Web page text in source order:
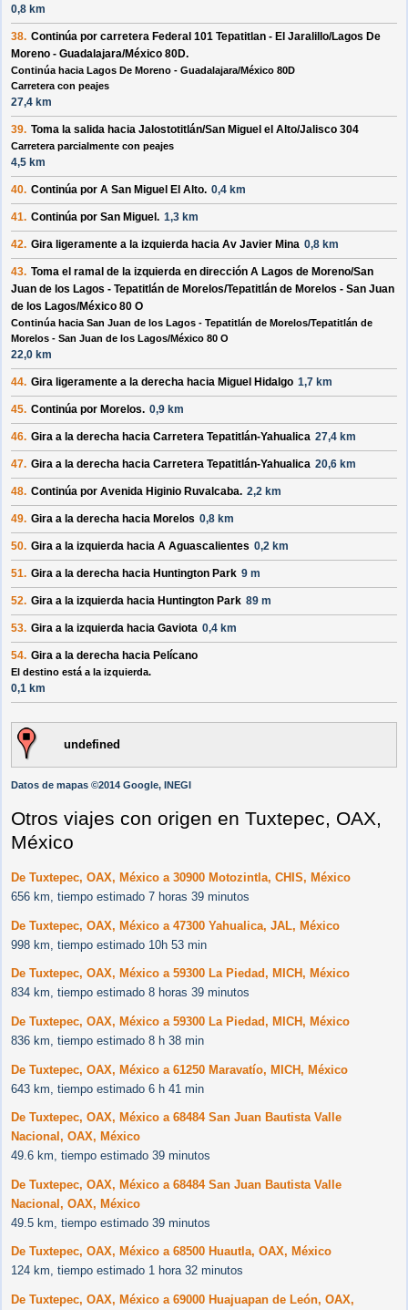
0,8 km
38. Continúa por carretera Federal 101 Tepatitlan - El Jaralillo/Lagos De
Moreno - Guadalajara/México 80D.
Continúa hacia Lagos De Moreno - Guadalajara/México 80D
Carretera con peajes
27,4 km
39. Toma la salida hacia Jalostotitlán/San Miguel el Alto/Jalisco 304
Carretera parcialmente con peajes
4,5 km
40. Continúa por A San Miguel El Alto. 0,4 km
41. Continúa por San Miguel . 1,3 km
42. Gira ligeramente a la izquierda hacia Av Javier Mina 0,8 km
43. Toma el ramal de la izquierda en dirección A Lagos de Moreno/San
Juan de los Lagos - Tepatitlán de Morelos/Tepatitlán de Morelos - San Juan
de los Lagos/México 80 O
Continúa hacia San Juan de los Lagos - Tepatitlán de Morelos/Tepatitlán de
Morelos - San Juan de los Lagos/México 80 O
22,0 km
44. Gira ligeramente a la derecha hacia Miguel Hidalgo 1,7 km
45. Continúa por Morelos. 0,9 km
46. Gira a la derecha hacia Carretera Tepatitlán-Yahualica 27,4 km
47. Gira a la derecha hacia Carretera Tepatitlán-Yahualica 20,6 km
48. Continúa por Avenida Higinio Ruvalcaba. 2,2 km
49. Gira a la derecha hacia Morelos 0,8 km
50. Gira a la izquierda hacia A Aguascalientes 0,2 km
51. Gira a la derecha hacia Huntington Park 9 m
52. Gira a la izquierda hacia Huntington Park 89 m
53. Gira a la izquierda hacia Gaviota 0,4 km
54. Gira a la derecha hacia Pelícano
El destino está a la izquierda.
0,1 km
undefined
Datos de mapas ©2014 Google, INEGI
Otros viajes con origen en Tuxtepec, OAX,
México
De Tuxtepec, OAX, México a 30900 Motozintla, CHIS, México
656 km, tiempo estimado 7 horas 39 minutos
De Tuxtepec, OAX, México a 47300 Yahualica, JAL, México
998 km, tiempo estimado 10h 53 min
De Tuxtepec, OAX, México a 59300 La Piedad, MICH, México
834 km, tiempo estimado 8 horas 39 minutos
De Tuxtepec, OAX, México a 59300 La Piedad, MICH, México
836 km, tiempo estimado 8 h 38 min
De Tuxtepec, OAX, México a 61250 Maravatío, MICH, México
643 km, tiempo estimado 6 h 41 min
De Tuxtepec, OAX, México a 68484 San Juan Bautista Valle
Nacional, OAX, México
49.6 km, tiempo estimado 39 minutos
De Tuxtepec, OAX, México a 68484 San Juan Bautista Valle
Nacional, OAX, México
49.5 km, tiempo estimado 39 minutos
De Tuxtepec, OAX, México a 68500 Huautla, OAX, México
124 km, tiempo estimado 1 hora 32 minutos
De Tuxtepec, OAX, México a 69000 Huajuapan de León, OAX,